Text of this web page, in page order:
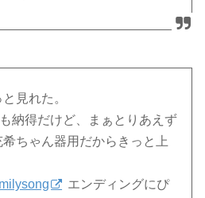
見れた。
納得だけど、まぁとりあえず
ちゃん器用だからきっと上
エンディングにぴ